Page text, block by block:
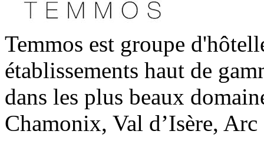
Temmos est groupe
établissements haut de
dans les plus beaux
Chamonix, Val d’Isère,